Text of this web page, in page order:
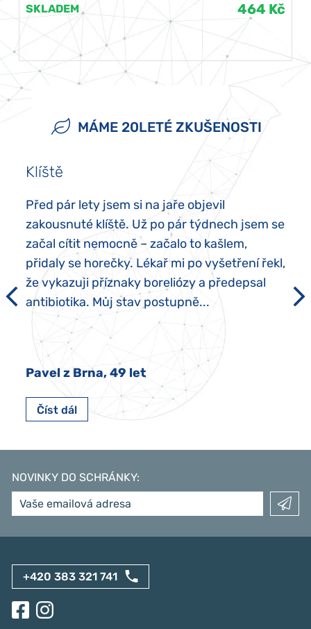
SKLADEM 464 Kč
MÁME 20LETÉ ZKUŠENOSTI
Klíště
Před pár lety jsem si na jaře objevil
zakousnuté klíště. Už po pár týdnech jsem se
začal cítit nemocně – začalo to kašlem,
přidaly se horečky. Lékař mi po vyšetření řekl,
že vykazuji příznaky boreliózy a předepsal
antibiotika. Můj stav postupně...
Pavel z Brna, 49 let
Číst dál
NOVINKY DO SCHRÁNKY:
+420 383 321 741